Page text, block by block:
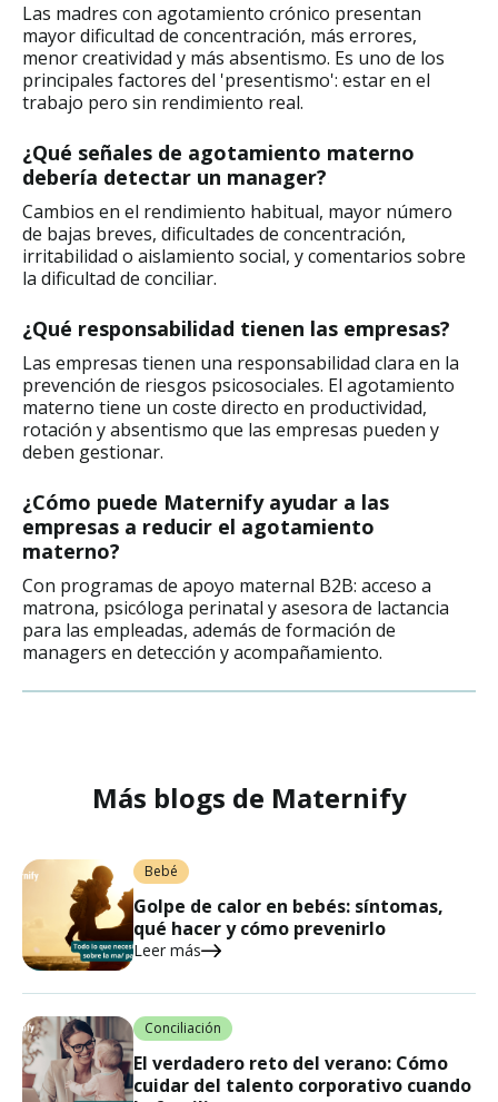
Las madres con agotamiento crónico presentan
mayor dificultad de concentración, más errores,
menor creatividad y más absentismo. Es uno de los
principales factores del 'presentismo': estar en el
trabajo pero sin rendimiento real.
¿Qué señales de agotamiento materno
debería detectar un manager?
Cambios en el rendimiento habitual, mayor número
de bajas breves, dificultades de concentración,
irritabilidad o aislamiento social, y comentarios sobre
la dificultad de conciliar.
¿Qué responsabilidad tienen las empresas?
Las empresas tienen una responsabilidad clara en la
prevención de riesgos psicosociales. El agotamiento
materno tiene un coste directo en productividad,
rotación y absentismo que las empresas pueden y
deben gestionar.
¿Cómo puede Maternify ayudar a las
empresas a reducir el agotamiento
materno?
Con programas de apoyo maternal B2B: acceso a
matrona, psicóloga perinatal y asesora de lactancia
para las empleadas, además de formación de
managers en detección y acompañamiento.
Más blogs de Maternify
Bebé
Golpe de calor en bebés: síntomas,
qué hacer y cómo prevenirlo
Leer más
Conciliación
El verdadero reto del verano: Cómo
cuidar del talento corporativo cuando